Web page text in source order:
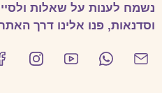
נשמח לענות על שאלות
וסדנאות, פנו אלינו דרך